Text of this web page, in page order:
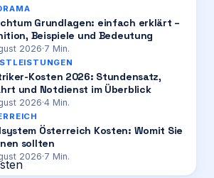
Grundlagen: einfach erklärt –
Beispiele und Bedeutung
2026·7 Min.
Kosten 2026: Stundensatz,
und Notdienst im Überblick
2026·4 Min.
Österreich Kosten: Womit Sie
sollten
2026·7 Min.